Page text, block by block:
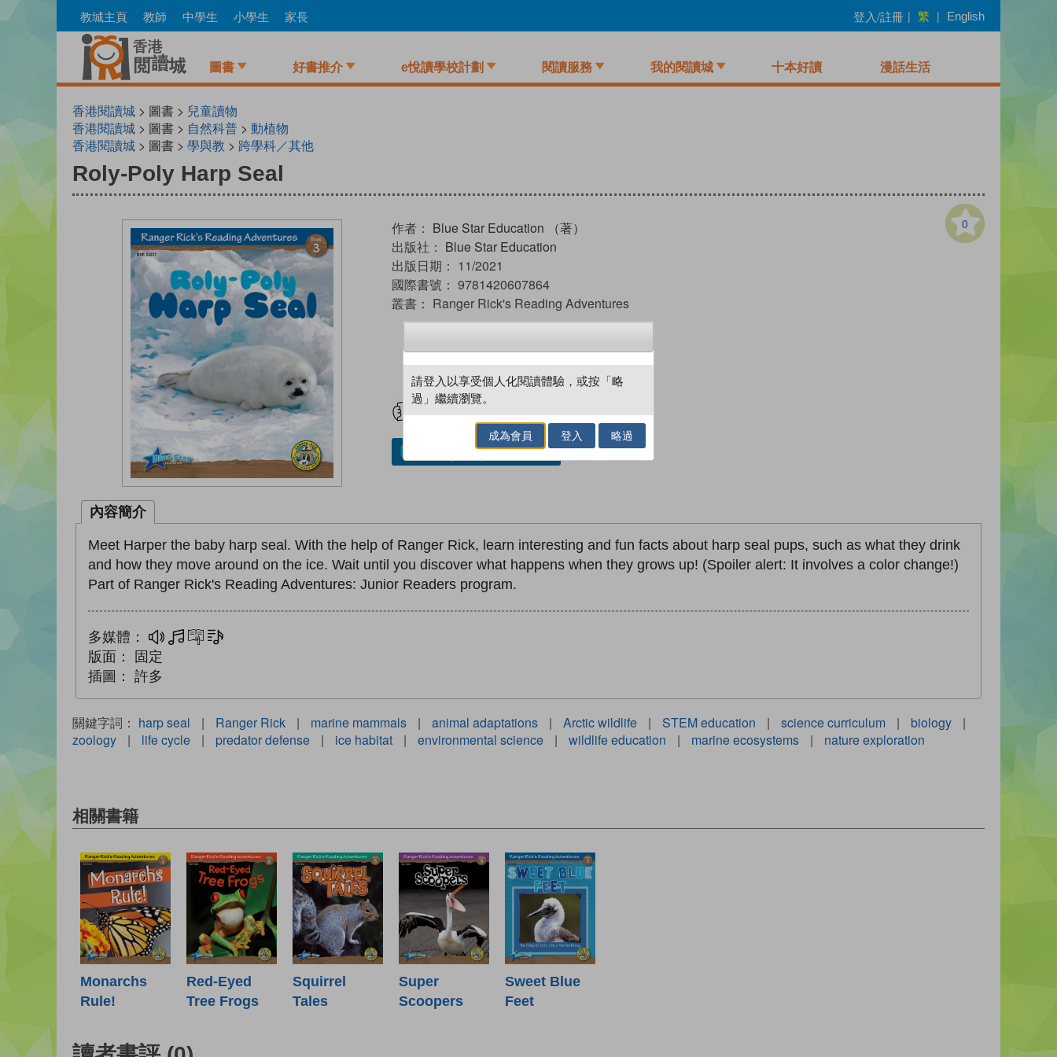
to
教城主頁 教師 中學生 小學生 家長 登入/註冊 | 繁 | English
圖書 好書推介 e悅讀學校計劃 閱讀服務 我的閱讀城 十本好讀 漫話生活
香港閱讀城 > 圖書 > 兒童讀物
香港閱讀城 > 圖書 > 自然科普 > 動植物
香港閱讀城 > 圖書 > 學與教 > 跨學科／其他
Roly-Poly Harp Seal
0
作者： Blue Star Education （著）
出版社： Blue Star Education
出版日期： 11/2021
國際書號： 9781420607864
叢書： Ranger Rick's Reading Adventures
試閲 加入閱讀紀錄
內容簡介
Meet Harper the baby harp seal. With the help of Ranger Rick, learn interesting and fun facts about harp seal pups, such as what they drink
and how they move around on the ice. Wait until you discover what happens when they grows up! (Spoiler alert: It involves a color change!)
Part of Ranger Rick's Reading Adventures: Junior Readers program.
多媒體： 多媒體互動練習
文字同步朗讀
版面：
固定
插圖：
許多
關鍵字詞： harp seal | Ranger Rick | marine mammals | animal adaptations | Arctic wildlife | STEM education | science curriculum | biology
|
zoology
| life cycle | predator defense | ice habitat | environmental science | wildlife education | marine ecosystems | nature exploration
相關書籍
Monarchs
Rule!
Red-Eyed
Tree Frogs
Squirrel
Tales
Super
Scoopers
Sweet Blue
Feet
請登入以享受個人化閱讀體驗，或按「略
過」繼續瀏覽。
成為會員 登入 略過